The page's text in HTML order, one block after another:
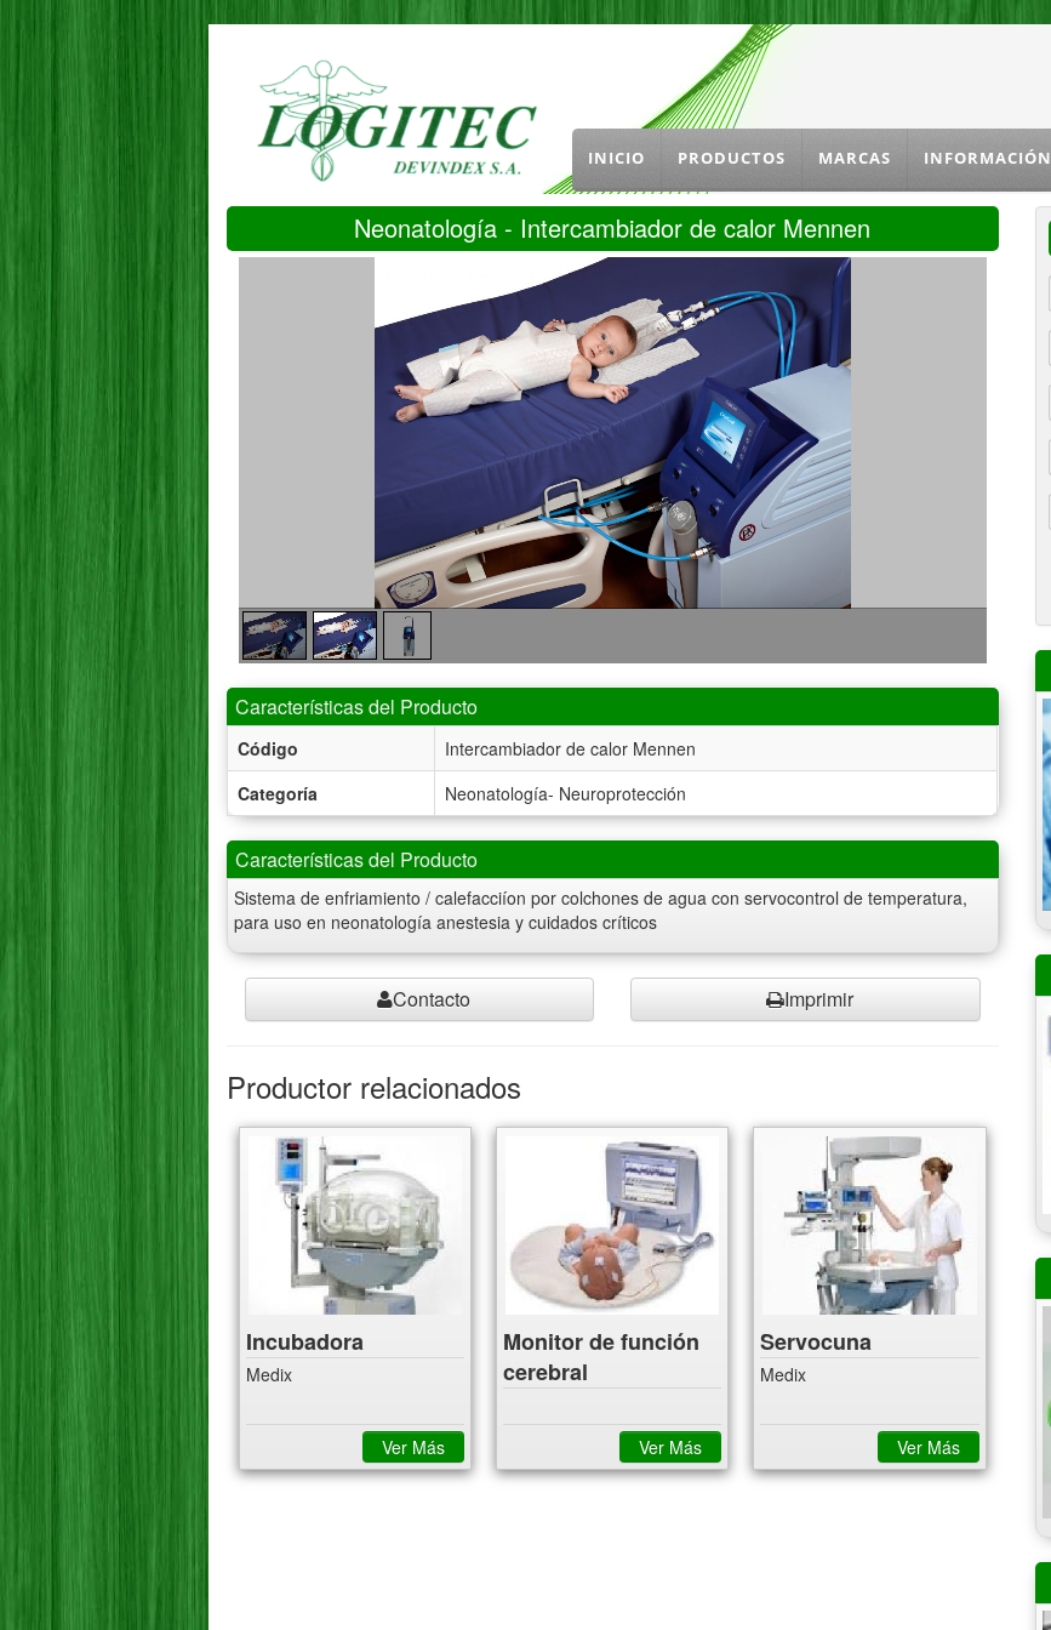
INICIO PRODUCTOS MARCAS INFORMACIÓN
Neonatología - Intercambiador de calor Mennen
Características del Producto
Código
Intercambiador de calor Mennen
Categoría
Neonatología- Neuroprotección
Características del Producto
Sistema de enfriamiento / calefacciíon por colchones de agua con servocontrol de temperatura,
para uso en neonatología anestesia y cuidados críticos
Contacto Imprimir
Productor relacionados
Incubadora
Medix
Ver Más
Monitor de función
cerebral
Ver Más
Servocuna
Medix
Ver Más